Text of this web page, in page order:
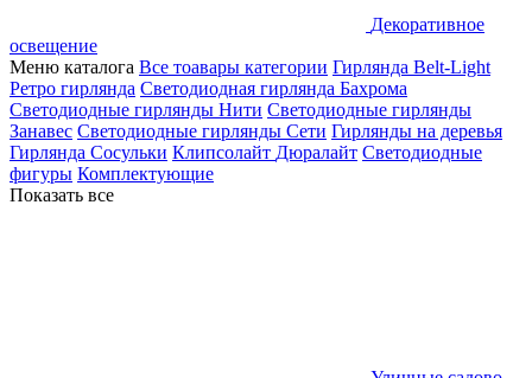
Декоративное
освещение
Меню каталога Все тоавары категории Гирлянда Belt-Light
Ретро гирлянда Светодиодная гирлянда Бахрома
Светодиодные гирлянды Нити Светодиодные гирлянды
Занавес Светодиодные гирлянды Сети Гирлянды на деревья
Гирлянда Сосульки Клипсолайт Дюралайт Светодиодные
фигуры Комплектующие
Показать все